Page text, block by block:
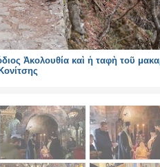
Ἀκολουθία καὶ ἡ ταφὴ τοῦ